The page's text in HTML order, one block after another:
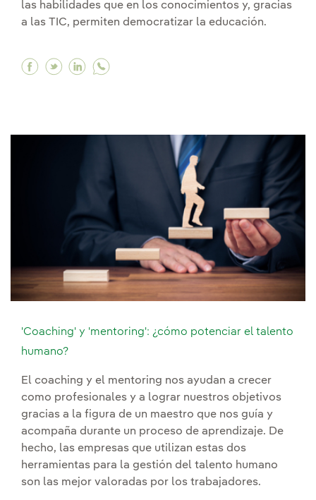
las habilidades que en los conocimientos y, gracias
a las TIC, permiten democratizar la educación.
Facebook Nanogrados, los cursos 'online' que
Twitter Nanogrados, los cursos 'online'
Linkedin Nanogrados, los cursos
'Coaching' y 'mentoring': ¿cómo potenciar el talento
humano?
El coaching y el mentoring nos ayudan a crecer
como profesionales y a lograr nuestros objetivos
gracias a la figura de un maestro que nos guía y
acompaña durante un proceso de aprendizaje. De
hecho, las empresas que utilizan estas dos
herramientas para la gestión del talento humano
son las mejor valoradas por los trabajadores.